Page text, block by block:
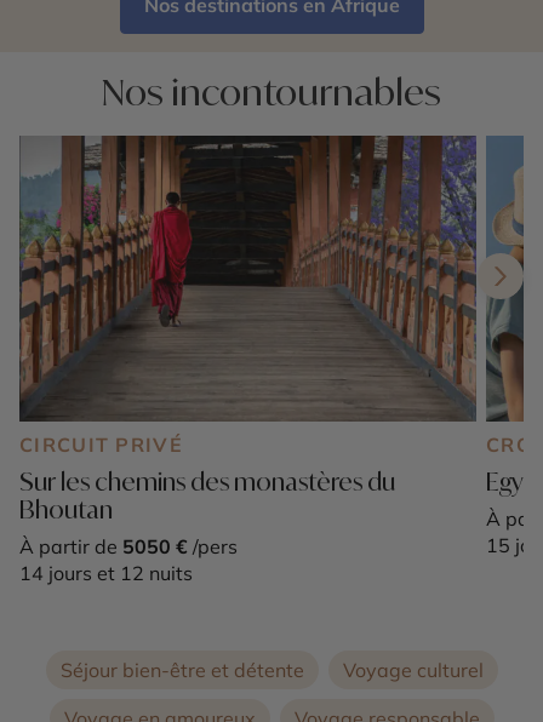
Nos incontournables
CIRCUIT PRIVÉ
Sur les chemins des monastères du
Bhoutan
À partir de 5050 € /pers
14 jours et 12 nuits
À
15
Séjour bien-être et détente
Voyage culturel